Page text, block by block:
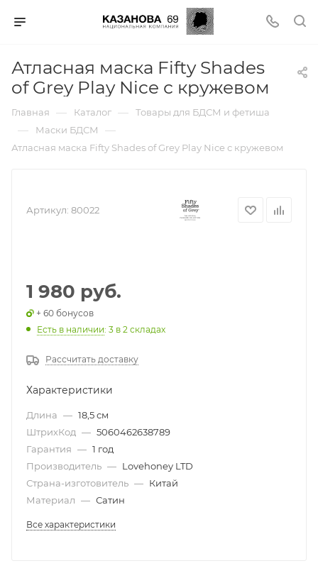
Атласная маска Fifty Shades
of Grey Play Nice с кружевом
Главная — Каталог — Товары для БДСМ и фетиша
— Маски БДСМ —
Атласная маска Fifty Shades of Grey Play Nice с кружевом
Артикул: 80022
1 980 руб.
+ 60 бонусов
Есть в наличии: 3 в 2 складах
Рассчитать доставку
Характеристики
Длина — 18,5 см
ШтрихКод — 5060462638789
Гарантия — 1 год
Производитель — Lovehoney LTD
Страна-изготовитель — Китай
Материал — Сатин
Все характеристики